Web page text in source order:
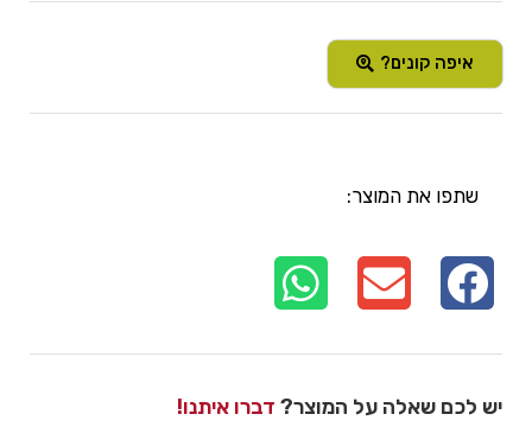
איפה קונים?
שתפו את המוצר:
יש לכם שאלה על המוצר? דברו איתנו!